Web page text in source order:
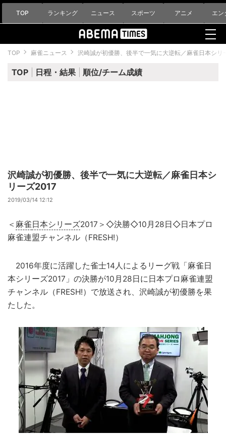
TOP ランキング ニュース スポーツ アニメ エン
TOP 麻雀ニュース 沢崎誠が初優勝、後半で一気に大逆転／麻雀日本シリ
TOP 日程・結果 順位/チーム成績
沢崎誠が初優勝、後半で一気に大逆転／麻雀日本シ
リーズ2017
2019/03/14 12:12
＜ 麻雀日本シリーズ2017＞◇決勝◇10月28日◇日本プロ
麻雀連盟チャンネル（FRESH!）
2016年度に活躍した雀士14人によるリーグ戦「麻雀日
本シリーズ2017」の決勝が10月28日に日本プロ麻雀連盟
チャンネル（FRESH!）で放送され、沢崎誠が初優勝を果
たした。